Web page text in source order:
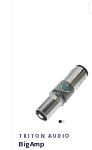
TRITON AUDIO
BigAmp